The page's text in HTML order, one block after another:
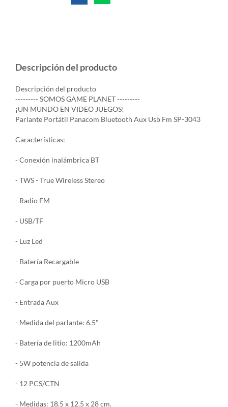
Descripción del producto
Descripción del producto
--------- SOMOS GAME PLANET ---------
¡UN MUNDO EN VIDEO JUEGOS!
Parlante Portátil Panacom Bluetooth Aux Usb Fm SP-3043
Características:
- Conexión inalámbrica BT
- TWS - True Wireless Stereo
- Radio FM
- USB/TF
- Luz Led
- Batería Recargable
- Carga por puerto Micro USB
- Entrada Aux
- Medida del parlante: 6.5"
- Batería de litio: 1200mAh
- 5W potencia de salida
- 12 PCS/CTN
- Medidas: 18.5 x 12.5 x 28 cm.